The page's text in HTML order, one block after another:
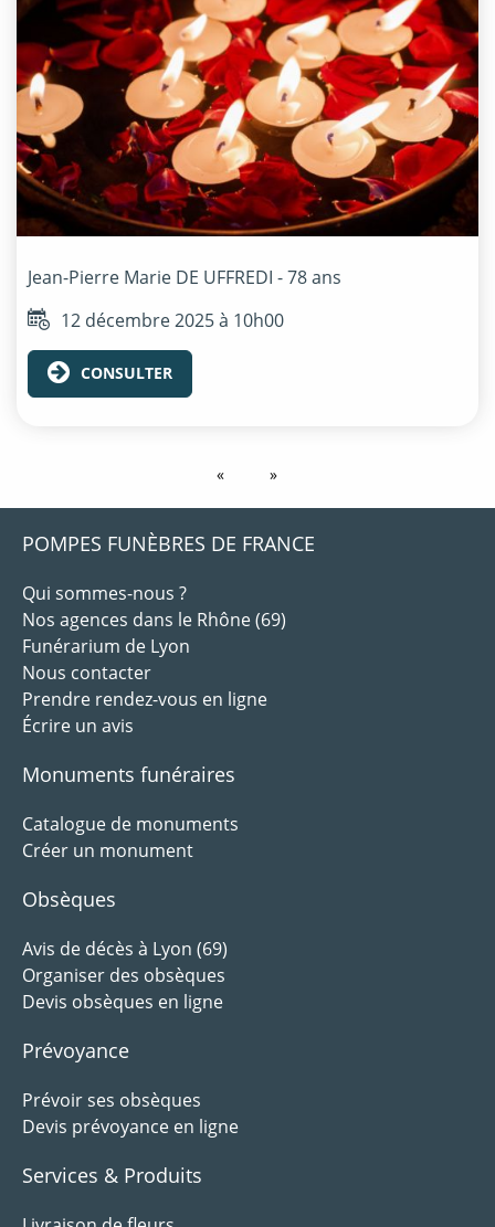
Jean-Pierre Marie DE UFFREDI - 78 ans
12 décembre 2025 à 10h00
CONSULTER
POMPES FUNÈBRES DE FRANCE
Qui sommes-nous ?
Nos agences dans le Rhône (69)
Funérarium de Lyon
Nous contacter
Prendre rendez-vous en ligne
Écrire un avis
Monuments funéraires
Catalogue de monuments
Créer un monument
Obsèques
Avis de décès à Lyon (69)
Organiser des obsèques
Devis obsèques en ligne
Prévoyance
Prévoir ses obsèques
Devis prévoyance en ligne
Services & Produits